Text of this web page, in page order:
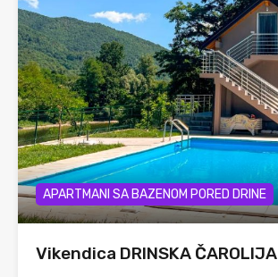
APARTMANI SA BAZENOM PORED DRINE
Vikendica DRINSKA ČAROLIJA